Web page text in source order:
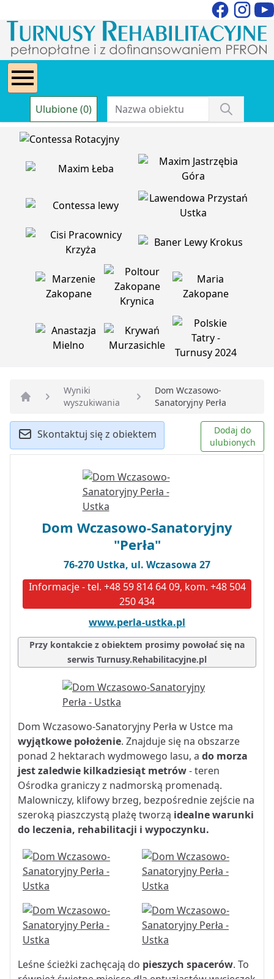
Ulubione (0)
Strona główna
Wyniki
wyszukiwania
Dom Wczasowo-
Sanatoryjny Perła
Skontaktuj się z obiektem
Dodaj do
ulubionych
Dom Wczasowo-Sanatoryjny
"Perła"
76-270 Ustka, ul. Wczasowa 27
Informacje - tel. +48 59 814 64 09, kom. +48 504
250 434
www.perla-ustka.pl
Przy kontakcie z obiektem prosimy powołać się na
serwis Turnusy.Rehabilitacyjne.pl
Dom Wczasowo-Sanatoryjny Perła w Ustce ma
wyjątkowe położenie. Znajduje się na obszarze
ponad 2 hektarach wydmowego lasu, a do morza
jest zaledwie kilkadziesiąt metrów- teren
Ośrodka graniczy z nadmorską promenadą.
Malowniczy, klifowy brzeg, bezpośrednie zejście na
szeroką piaszczystą plażę tworzą idealne warunki
do leczenia, rehabilitacji i wypoczynku.
Leśne ścieżki zachęcają do pieszych spacerów. To